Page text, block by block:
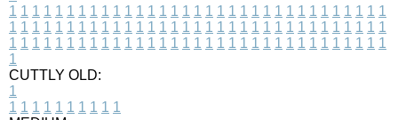
1 1 1 1 1 1 1 1 1 1 1 1 1 1 1 1 1 1 1 1 1 1 1 1 1 1 1 1 1 1 1 1 1
1 1 1 1 1 1 1 1 1 1 1 1 1 1 1 1 1 1 1 1 1 1 1 1 1 1 1 1 1 1 1 1 1
1 1 1 1 1 1 1 1 1 1 1 1 1 1 1 1 1 1 1 1 1 1 1 1 1 1 1 1 1 1 1 1 1
1
CUTTLY OLD:
1
1 1 1 1 1 1 1 1 1 1